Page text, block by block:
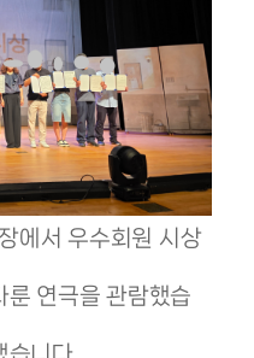
에서 우수회원 시상
룬 연극을 관람했습